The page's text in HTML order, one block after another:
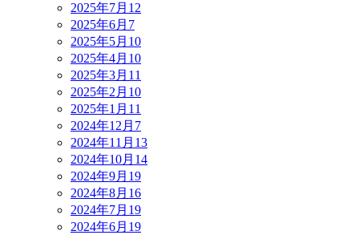
2025年7月 12
2025年6月 7
2025年5月 10
2025年4月 10
2025年3月 11
2025年2月 10
2025年1月 11
2024年12月 7
2024年11月 13
2024年10月 14
2024年9月 19
2024年8月 16
2024年7月 19
2024年6月 19